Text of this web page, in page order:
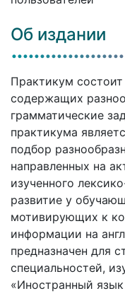
Об издании
Практикум
содержащих
грамматические
практикума
подбор
направленных на
изученного
развитие у
мотивирующих к
информации на
предназначен для
специальностей,
«Иностранный